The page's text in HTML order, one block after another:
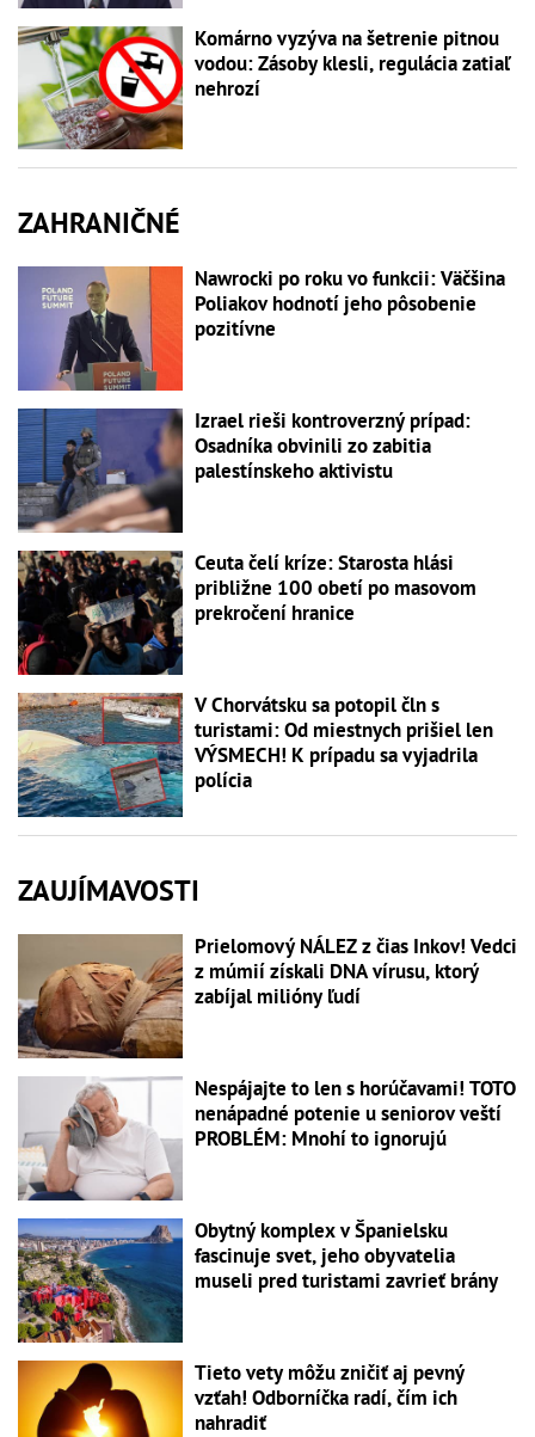
Komárno vyzýva na šetrenie pitnou
vodou: Zásoby klesli, regulácia zatiaľ
nehrozí
ZAHRANIČNÉ
Nawrocki po roku vo funkcii: Väčšina
Poliakov hodnotí jeho pôsobenie
pozitívne
Izrael rieši kontroverzný prípad:
Osadníka obvinili zo zabitia
palestínskeho aktivistu
Ceuta čelí kríze: Starosta hlási
približne 100 obetí po masovom
prekročení hranice
V Chorvátsku sa potopil čln s
turistami: Od miestnych prišiel len
VÝSMECH! K prípadu sa vyjadrila
polícia
ZAUJÍMAVOSTI
Prielomový NÁLEZ z čias Inkov! Vedci
z múmií získali DNA vírusu, ktorý
zabíjal milióny ľudí
Nespájajte to len s horúčavami! TOTO
nenápadné potenie u seniorov veští
PROBLÉM: Mnohí to ignorujú
Obytný komplex v Španielsku
fascinuje svet, jeho obyvatelia
museli pred turistami zavrieť brány
Tieto vety môžu zničiť aj pevný
vzťah! Odborníčka radí, čím ich
nahradiť